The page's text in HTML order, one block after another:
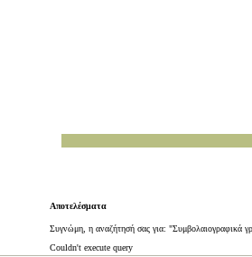
Αποτελέσματα
Συγνώμη, η αναζήτησή σας για: "Συμβολαιογραφικά
Couldn't execute query